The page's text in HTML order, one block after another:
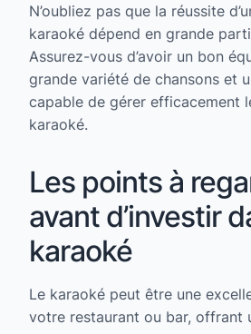
N’oubliez pas que la réussite
karaoké dépend en grande
Assurez-vous d’avoir un bon
grande variété de chansons et
capable de gérer efficacement
karaoké.
Les points à
avant d’investir
karaoké
Le karaoké peut être une
votre restaurant ou bar, offrant